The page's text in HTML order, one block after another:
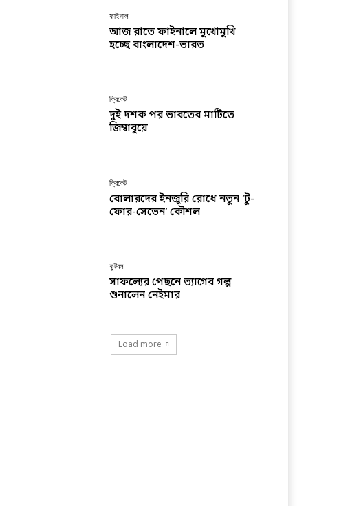
ফাইনাল
আজ রাতে ফাইনালে মুখোমুখি
হচ্ছে বাংলাদেশ-ভারত
ক্রিকেট
দুই দশক পর ভারতের মাটিতে
জিম্বাবুয়ে
ক্রিকেট
বোলারদের ইনজুরি রোধে নতুন ‘টু-
ফোর-সেভেন’ কৌশল
ফুটবল
সাফল্যের পেছনে ত্যাগের গল্প
শুনালেন নেইমার
Load more